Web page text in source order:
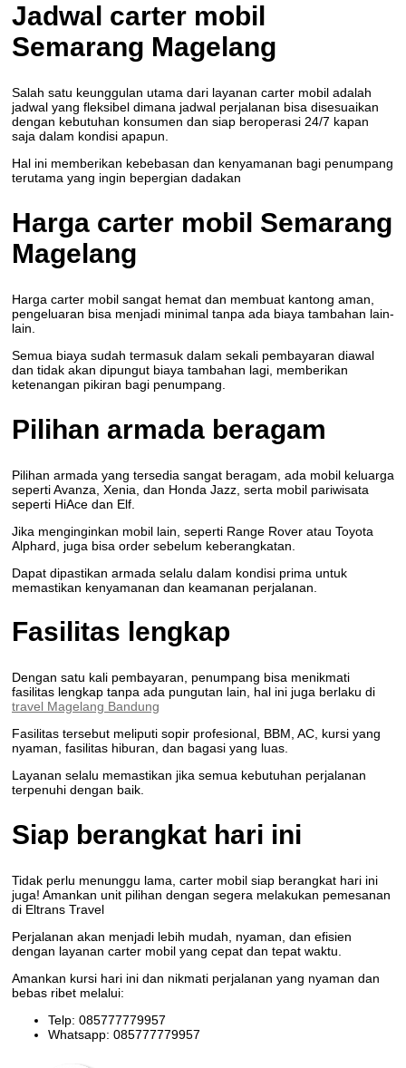
Jadwal carter mobil
Semarang Magelang
Salah satu keunggulan utama dari layanan carter mobil adalah
jadwal yang fleksibel dimana jadwal perjalanan bisa disesuaikan
dengan kebutuhan konsumen dan siap beroperasi 24/7 kapan
saja dalam kondisi apapun.
Hal ini memberikan kebebasan dan kenyamanan bagi penumpang
terutama yang ingin bepergian dadakan
Harga carter mobil Semarang
Magelang
Harga carter mobil sangat hemat dan membuat kantong aman,
pengeluaran bisa menjadi minimal tanpa ada biaya tambahan lain-
lain.
Semua biaya sudah termasuk dalam sekali pembayaran diawal
dan tidak akan dipungut biaya tambahan lagi, memberikan
ketenangan pikiran bagi penumpang.
Pilihan armada beragam
Pilihan armada yang tersedia sangat beragam, ada mobil keluarga
seperti Avanza, Xenia, dan Honda Jazz, serta mobil pariwisata
seperti HiAce dan Elf.
Jika menginginkan mobil lain, seperti Range Rover atau Toyota
Alphard, juga bisa order sebelum keberangkatan.
Dapat dipastikan armada selalu dalam kondisi prima untuk
memastikan kenyamanan dan keamanan perjalanan.
Fasilitas lengkap
Dengan satu kali pembayaran, penumpang bisa menikmati
fasilitas lengkap tanpa ada pungutan lain, hal ini juga berlaku di
travel Magelang Bandung
Fasilitas tersebut meliputi sopir profesional, BBM, AC, kursi yang
nyaman, fasilitas hiburan, dan bagasi yang luas.
Layanan selalu memastikan jika semua kebutuhan perjalanan
terpenuhi dengan baik.
Siap berangkat hari ini
Tidak perlu menunggu lama, carter mobil siap berangkat hari ini
juga! Amankan unit pilihan dengan segera melakukan pemesanan
di Eltrans Travel
Perjalanan akan menjadi lebih mudah, nyaman, dan efisien
dengan layanan carter mobil yang cepat dan tepat waktu.
Amankan kursi hari ini dan nikmati perjalanan yang nyaman dan
bebas ribet melalui:
Telp: 085777779957
Whatsapp: 085777779957